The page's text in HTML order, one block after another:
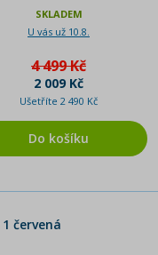
SKLADEM
U vás už 10.8.
4 499 Kč
2 009 Kč
Ušetříte 2 490 Kč
Do košíku
červená